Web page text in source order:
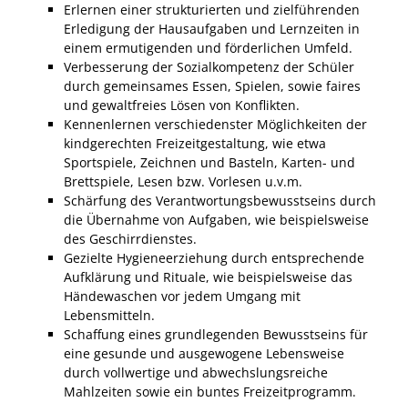
Erlernen einer strukturierten und zielführenden
Erledigung der Hausaufgaben und Lernzeiten in
einem ermutigenden und förderlichen Umfeld.
Verbesserung der Sozialkompetenz der Schüler
durch gemeinsames Essen, Spielen, sowie faires
und gewaltfreies Lösen von Konflikten.
Kennenlernen verschiedenster Möglichkeiten der
kindgerechten Freizeitgestaltung, wie etwa
Sportspiele, Zeichnen und Basteln, Karten- und
Brettspiele, Lesen bzw. Vorlesen u.v.m.
Schärfung des Verantwortungsbewusstseins durch
die Übernahme von Aufgaben, wie beispielsweise
des Geschirrdienstes.
Gezielte Hygieneerziehung durch entsprechende
Aufklärung und Rituale, wie beispielsweise das
Händewaschen vor jedem Umgang mit
Lebensmitteln.
Schaffung eines grundlegenden Bewusstseins für
eine gesunde und ausgewogene Lebensweise
durch vollwertige und abwechslungsreiche
Mahlzeiten sowie ein buntes Freizeitprogramm.